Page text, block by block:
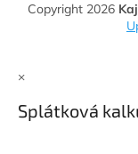
Copyright 2026
×
Splátková